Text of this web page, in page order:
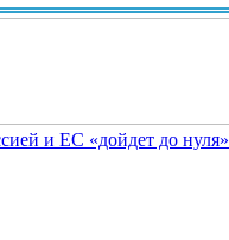
и ЕС «дойдет до нуля»